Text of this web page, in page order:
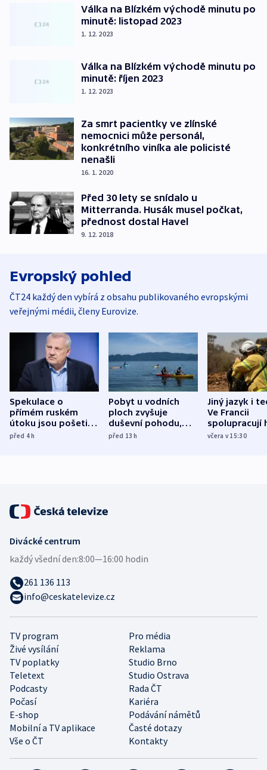
Válka na Blízkém východě minutu po
minutě: listopad 2023
1. 12. 2023
Válka na Blízkém východě minutu po
minutě: říjen 2023
1. 12. 2023
Za smrt pacientky ve zlínské
nemocnici může personál,
konkrétního viníka ale policisté
nenašli
16. 1. 2020
Před 30 lety se snídalo u
Mitterranda. Husák musel počkat,
přednost dostal Havel
9. 12. 2018
Evropský pohled
ČT24 každý den vybírá z obsahu publikovaného evropskými
veřejnými médii, členy Eurovize.
Spekulace o
přímém ruském
útoku jsou pošetilé,
míní estonský
před 4h
Pobyt u vodních
ploch zvyšuje
duševní pohodu,
ukázala
před 13h
Jiný jazyk i
Ve Francii
spolupracují
různých zemí
včera v 15:30
TV program
Pro média
Živé vysílání
Reklama
TV poplatky
Studio Brno
Teletext
Studio Ostrava
Podcasty
Rada ČT
Počasí
Kariéra
E-shop
Podávání námětů
Mobilní a TV aplikace
Časté dotazy
Vše o ČT
Kontakty
Divácké centrum
každý všední den:8:00—16:00 hodin
261 136 113
info@ceskatelevize.cz